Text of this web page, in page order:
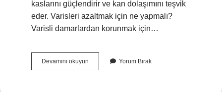
kaslarını güçlendirir ve kan dolaşımını teşvik
eder. Varisleri azaltmak için ne yapmalı?
Varisli damarlardan korunmak için…
Devamını okuyun
Yürümek
Yorum Bırak